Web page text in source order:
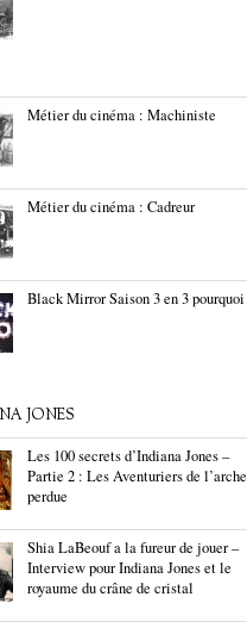
Métier du cinéma : Machiniste
Métier du cinéma : Cadreur
Black Mirror Saison 3 en 3 pourquoi
JONES
Les 100 secrets d’Indiana Jones –
Partie 2 : Les Aventuriers de l’arche
perdue
Shia LaBeouf a la fureur de jouer –
Interview pour Indiana Jones et le
royaume du crâne de cristal